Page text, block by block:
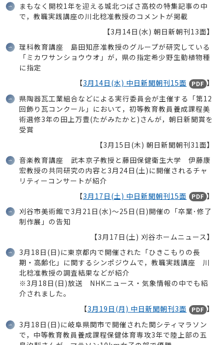
まもなく開校1年を迎える城北つばさ高校の特集記事の中
で，教職実践講座の川北稔准教授のコメントが掲載
【3月14日(水) 朝日新朝刊13面】
理科教育講座 島田知彦准教授のグループが研究している
「ミカワサンショウウオ」が，県の指定希少野生動植物種
に指定
【3月14日(水) 中日新聞朝刊15面 PDF 】
県陶器瓦工業組合などによる実行委員会が主催する「第12
回飾り瓦コンクール」において，初等教育教員養成課程美
術選修3年の田上万豊(たがみたかと)さんが，朝日新聞賞を
受賞
【3月15日(木) 朝日新聞朝刊31面】
音楽教育講座 武本京子教授と藤田保健衛生大学 伊藤康
宏教授の共同研究の内容と3月24日(土)に開催されるチャ
リティーコンサートが紹介
【3月17日(土) 中日新聞朝刊15面 PDF 】
刈谷市美術館で3月21日(水)～25日(日)開催の「卒業･修了
制作展」の告知
【3月17日(土) 刈谷ホームニュース】
3月18日(日)に東京都内で開催された「ひきこもりの長
期・高齢化」に関するシンポジウムで，教職実践講座 川
北稔准教授の調査結果などが紹介
※3月18日(日)放送 NHKニュース・気象情報の中でも紹
介されました。
【3月19日(月) 中日新聞朝刊3面 PDF 】
3月18日(日)に岐阜県関市で開催された関シティマラソン
で，中等教育教員養成課程保健体育専攻3年で陸上部の五